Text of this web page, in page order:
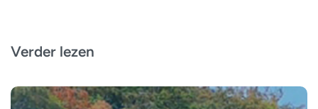
Verder lezen